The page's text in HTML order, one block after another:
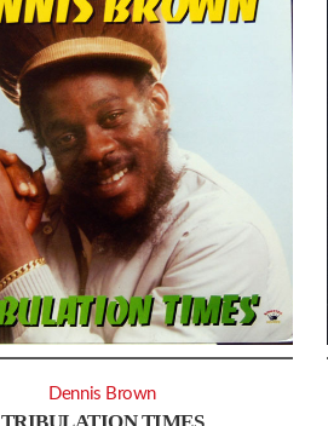
Dennis Brown